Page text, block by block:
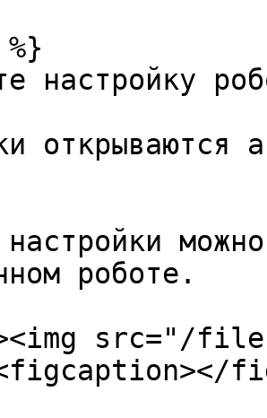
настройку
открываются
роботе.
src="/